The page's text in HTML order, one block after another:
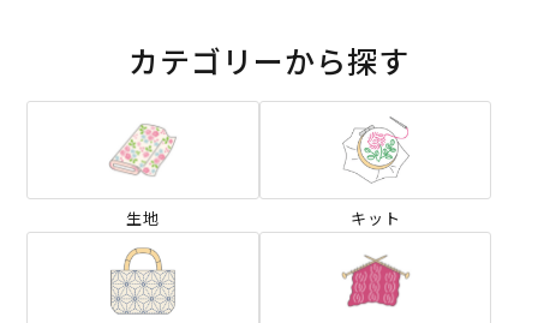
カテゴリーから探す
生地 キット